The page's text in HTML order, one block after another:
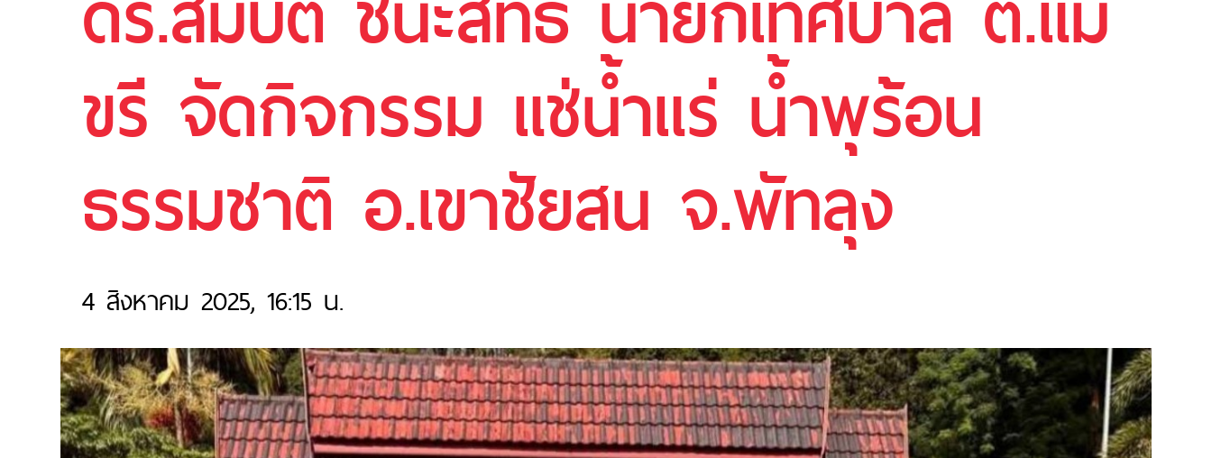
ขรี จัดกิจกรรม แช่นํ้าแร่ นํ้าพุร้อน
ธรรมชาติ อ.เขาชัยสน จ.พัทลุง
4 สิงหาคม 2025, 16:15 น.